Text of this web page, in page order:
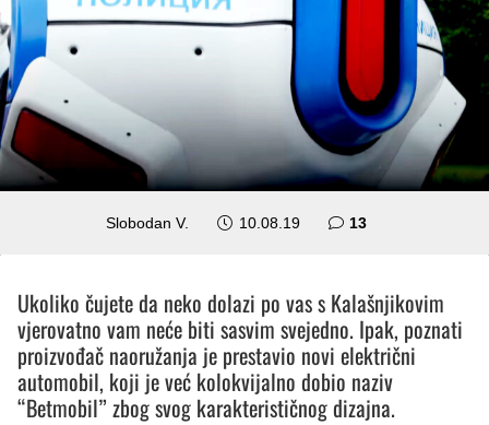
Slobodan V. 10.08.19 13komentara
Ukoliko čujete da neko dolazi po vas s Kalašnjikovim
vjerovatno vam neće biti sasvim svejedno. Ipak, poznati
proizvođač naoružanja je prestavio novi električni
automobil, koji je već kolokvijalno dobio naziv
“Betmobil” zbog svog karakterističnog dizajna.